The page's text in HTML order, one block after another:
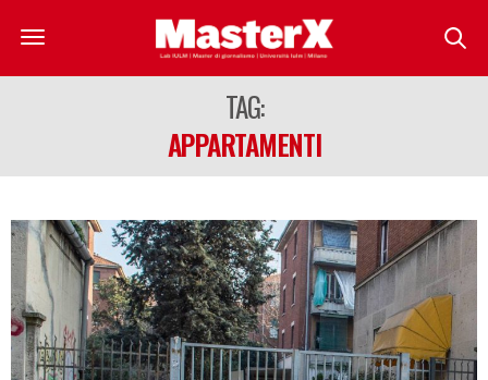
TAG:
APPARTAMENTI